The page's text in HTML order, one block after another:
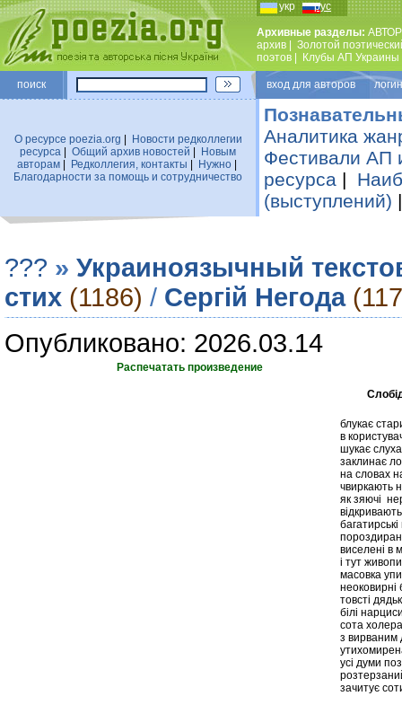
укр рус
Архивные разделы:
архив
Золотой
поэтов
Клубы АП Украины
поиск вход для авторов
О ресурсе poezia.org
Новости редколлегии
ресурса
Общий архив новостей
Новым
авторам| Редколлегия, контакты Нужно|
Благодарности за помощь и сотрудничество
Аналитика
Фестивали АП
ресурса |
(выступлений)
??? » Украиноязычный
стих (1186) / Сергій Негода
Опубликовано: 2026.03.14
Распечатать произведение
блукає
в
шукає
заклинає
на словах
чвиркають
як зяючі
виселені в
і тут
масовка
неоковирні
товсті
білі
сота
з
усі думи
зачитує